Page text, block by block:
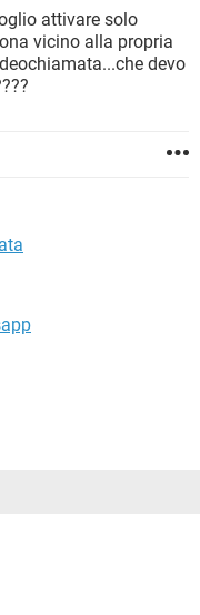
10
10
attivare solo
vicino alla propria
devo